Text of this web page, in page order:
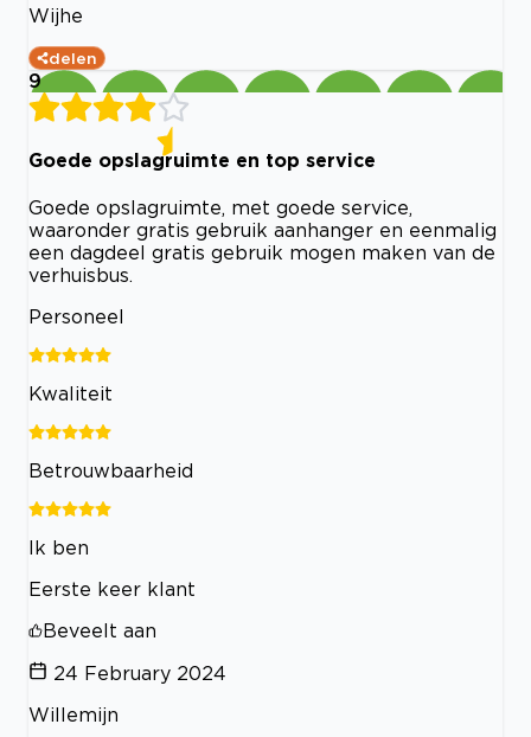
Wijhe
delen
9
Goede opslagruimte en top service
Goede opslagruimte, met goede service,
waaronder gratis gebruik aanhanger en eenmalig
een dagdeel gratis gebruik mogen maken van de
verhuisbus.
Personeel
Kwaliteit
Betrouwbaarheid
Ik ben
Eerste keer klant
Beveelt aan
24 February 2024
Willemijn